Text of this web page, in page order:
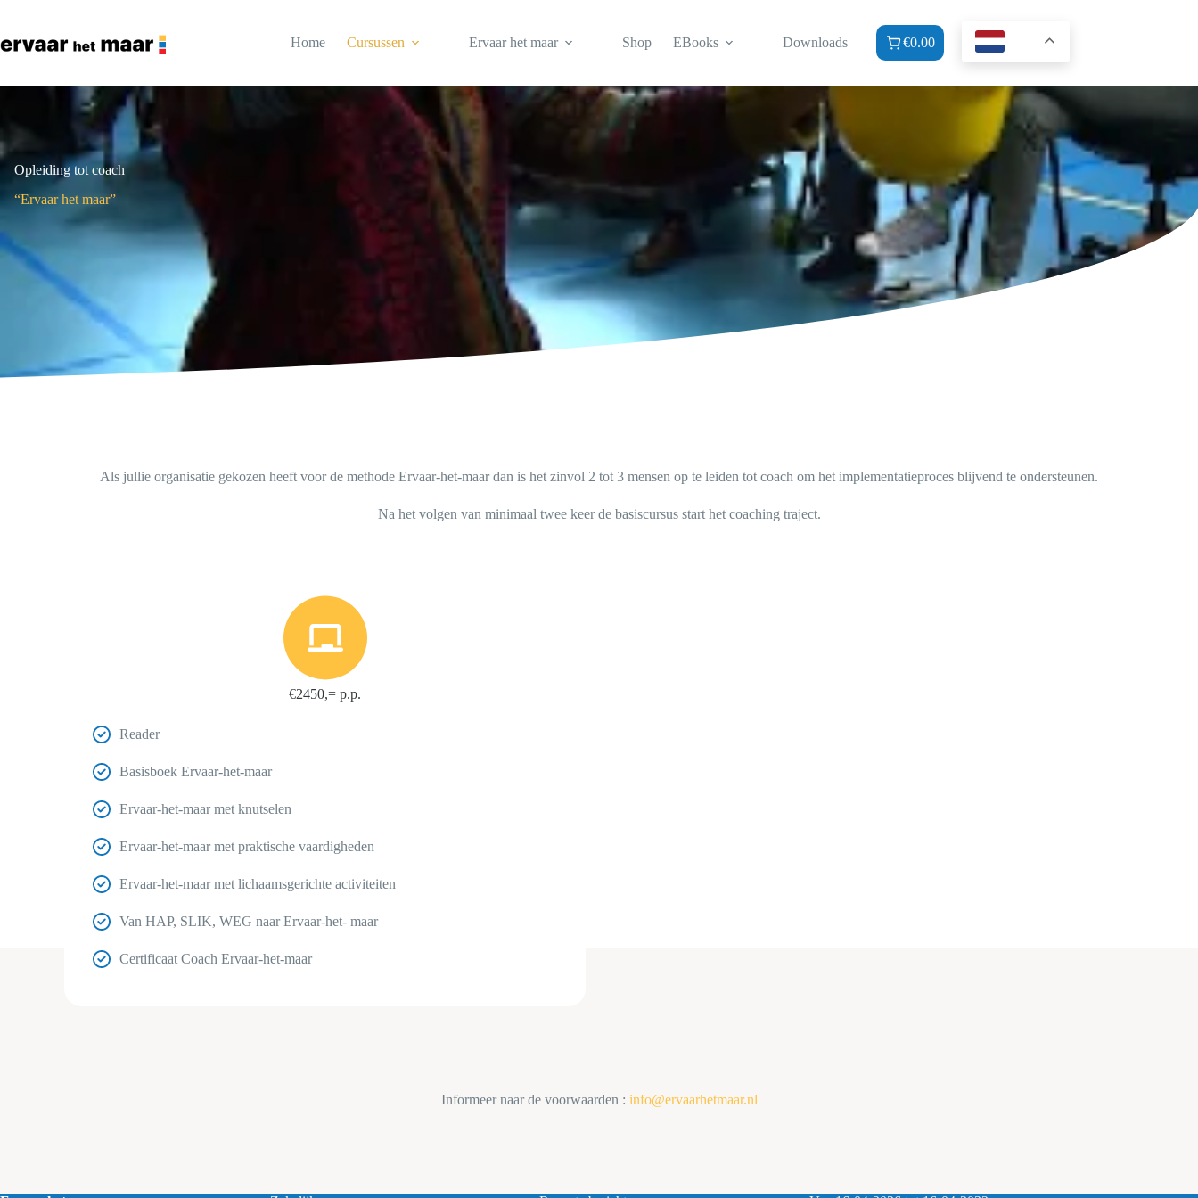
de
inhoud
Home Cursussen Ervaar het maar Shop EBooks Downloads Winkelwagen
€0.00
Opleiding tot coach
“Ervaar het maar”
Als jullie organisatie gekozen heeft voor de methode Ervaar-het-maar dan is het zinvol 2 tot 3 mensen op te leiden tot coach om het implementatieproces blijvend te ondersteunen.
Na het volgen van minimaal twee keer de basiscursus start het coaching traject.
€2450,= p.p.
Reader
Basisboek Ervaar-het-maar
Ervaar-het-maar met knutselen
Ervaar-het-maar met praktische vaardigheden
Ervaar-het-maar met lichaamsgerichte activiteiten
Van HAP, SLIK, WEG naar Ervaar-het- maar
Certificaat Coach Ervaar-het-maar
Informeer naar de voorwaarden : info@ervaarhetmaar.nl